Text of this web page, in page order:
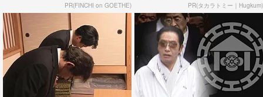
PR(FINCHI on GOETHE) PR(タカラトミー｜Hugkum)